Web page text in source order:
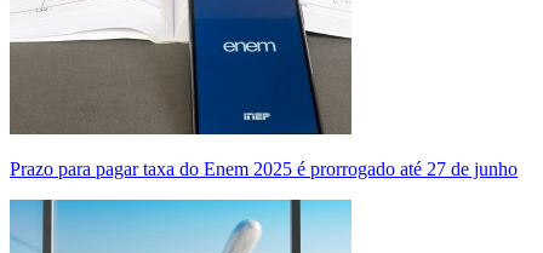
Prazo para pagar taxa do Enem 2025 é prorrogado até 27 de junho